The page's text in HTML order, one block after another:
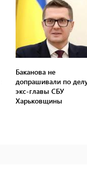
Баканова не
допрашивали по
экс-главы СБУ
Харьковщины